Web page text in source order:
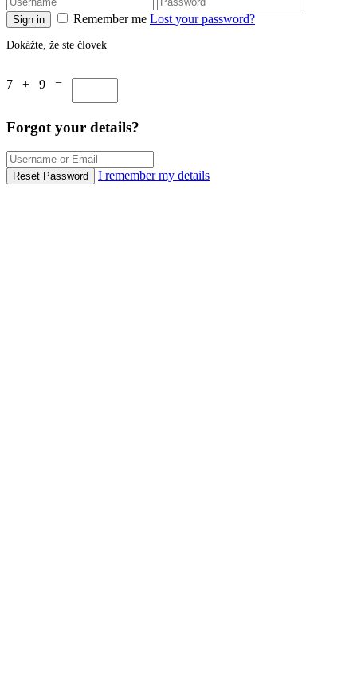
Sign in Remember me Lost your password?
Dokážte, že ste človek
7 + 9 =
Forgot your details?
Reset Password I remember my details